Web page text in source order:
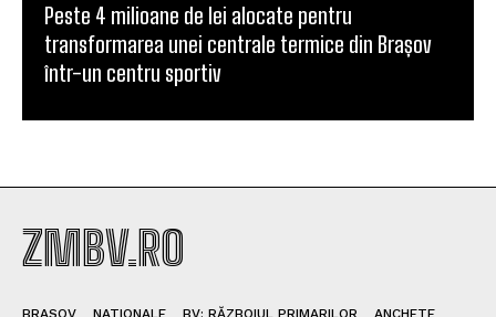
Peste 4 milioane de lei alocate pentru
transformarea unei centrale termice din Brașov
într-un centru sportiv
ZMBV.RO
BRASOV NATIONALE BV: RĂZBOIUL PRIMARILOR
ANCHETE